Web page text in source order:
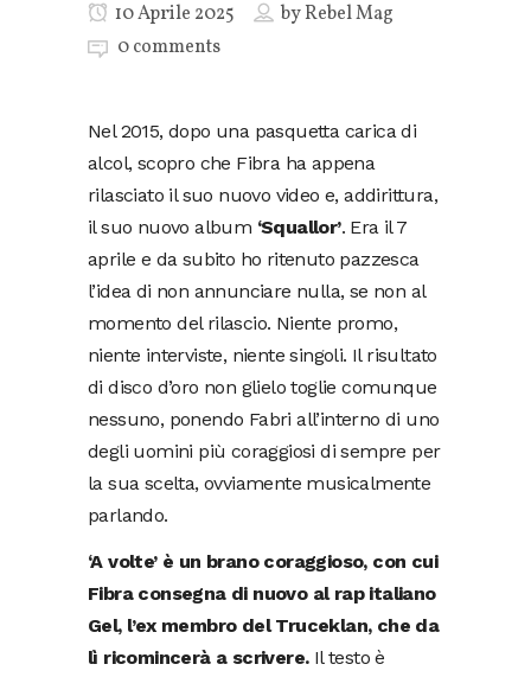
10 Aprile 2025 byRebel Mag
0 comments
Nel 2015, dopo una pasquetta carica di
alcol, scopro che Fibra ha appena
rilasciato il suo nuovo video e, addirittura,
il suo nuovo album ‘Squallor’. Era il 7
aprile e da subito ho ritenuto pazzesca
l’idea di non annunciare nulla, se non al
momento del rilascio. Niente promo,
niente interviste, niente singoli. Il risultato
di disco d’oro non glielo toglie comunque
nessuno, ponendo Fabri all’interno di uno
degli uomini più coraggiosi di sempre per
la sua scelta, ovviamente musicalmente
parlando.
‘A volte’ è un brano coraggioso, con cui
Fibra consegna di nuovo al rap italiano
Gel, l’ex membro del Truceklan, che da
lì ricomincerà a scrivere.Il testo è